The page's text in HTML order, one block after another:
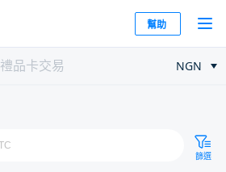
幫助
禮品卡交易 NGN
篩選